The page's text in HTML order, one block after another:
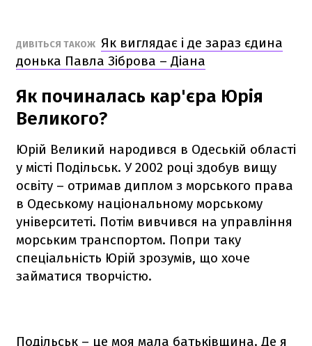
ДИВІТЬСЯ ТАКОЖ Як виглядає і де зараз єдина
донька Павла Зіброва – Діана
Як починалась кар'єра Юрія
Великого?
Юрій Великий народився в Одеській області
у місті Подільськ. У 2002 році здобув вищу
освіту – отримав диплом з морського права
в Одеському національному морському
університеті. Потім вивчився на управління
морським транспортом. Попри таку
спеціальність Юрій зрозумів, що хоче
займатися творчістю.
Подільськ – це моя мала батьківщина. Де я